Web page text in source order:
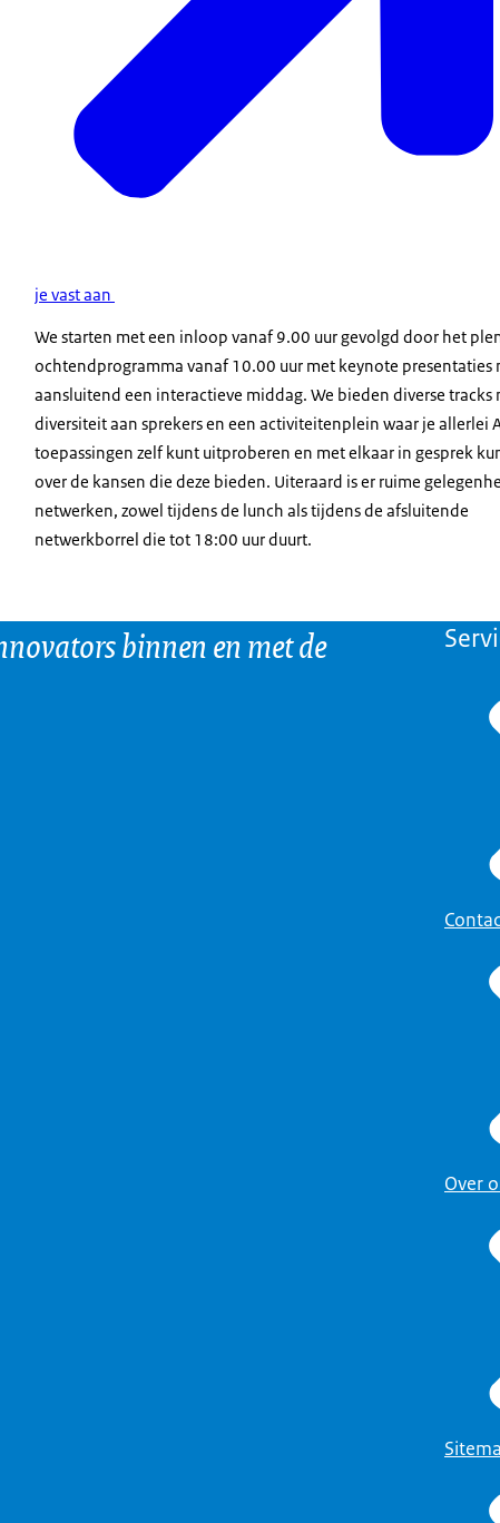
je vast aan
We starten met een inloop vanaf 9.00 uur gevolgd door het
ochtendprogramma vanaf 10.00 uur met keynote presentaties
aansluitend een interactieve middag. We bieden diverse tracks
diversiteit aan sprekers en een activiteitenplein waar je allerlei
toepassingen zelf kunt uitproberen en met elkaar in gesprek
over de kansen die deze bieden. Uiteraard is er ruime
netwerken, zowel tijdens de lunch als tijdens de afsluitende
netwerkborrel die tot 18:00 uur duurt.
binnen en met de
Over